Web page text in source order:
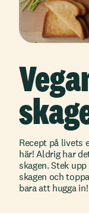
Recept på livets
här! Aldrig har
skagen. Stek
skagen och
bara att hugga in!